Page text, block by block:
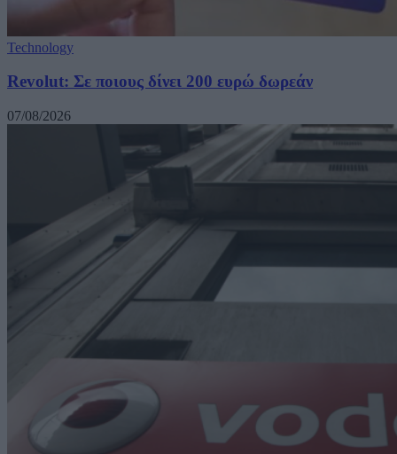
Technology
Revolut: Σε ποιους δίνει 200 ευρώ δωρεάν
07/08/2026